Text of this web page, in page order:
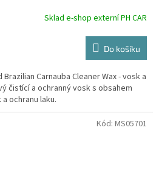
Sklad e-shop externí PH CAR
Do košíku
Carnauba Cleaner Wax - vosk a
čistící a ochranný vosk s obsahem
ochranu laku.
Kód: MS05701